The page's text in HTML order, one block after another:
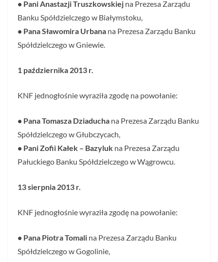
• Pani Anastazji Truszkowskiej na Prezesa Zarządu
Banku Spółdzielczego w Białymstoku,
• Pana Sławomira Urbana na Prezesa Zarządu Banku
Spółdzielczego w Gniewie.
1 października 2013 r.
KNF jednogłośnie wyraziła zgodę na powołanie:
• Pana Tomasza Dziaducha na Prezesa Zarządu Banku
Spółdzielczego w Głubczycach,
• Pani Zofii Kałek – Bazyluk na Prezesa Zarządu
Pałuckiego Banku Spółdzielczego w Wągrowcu.
13 sierpnia 2013 r.
KNF jednogłośnie wyraziła zgodę na powołanie:
• Pana Piotra Tomali na Prezesa Zarządu Banku
Spółdzielczego w Gogolinie,